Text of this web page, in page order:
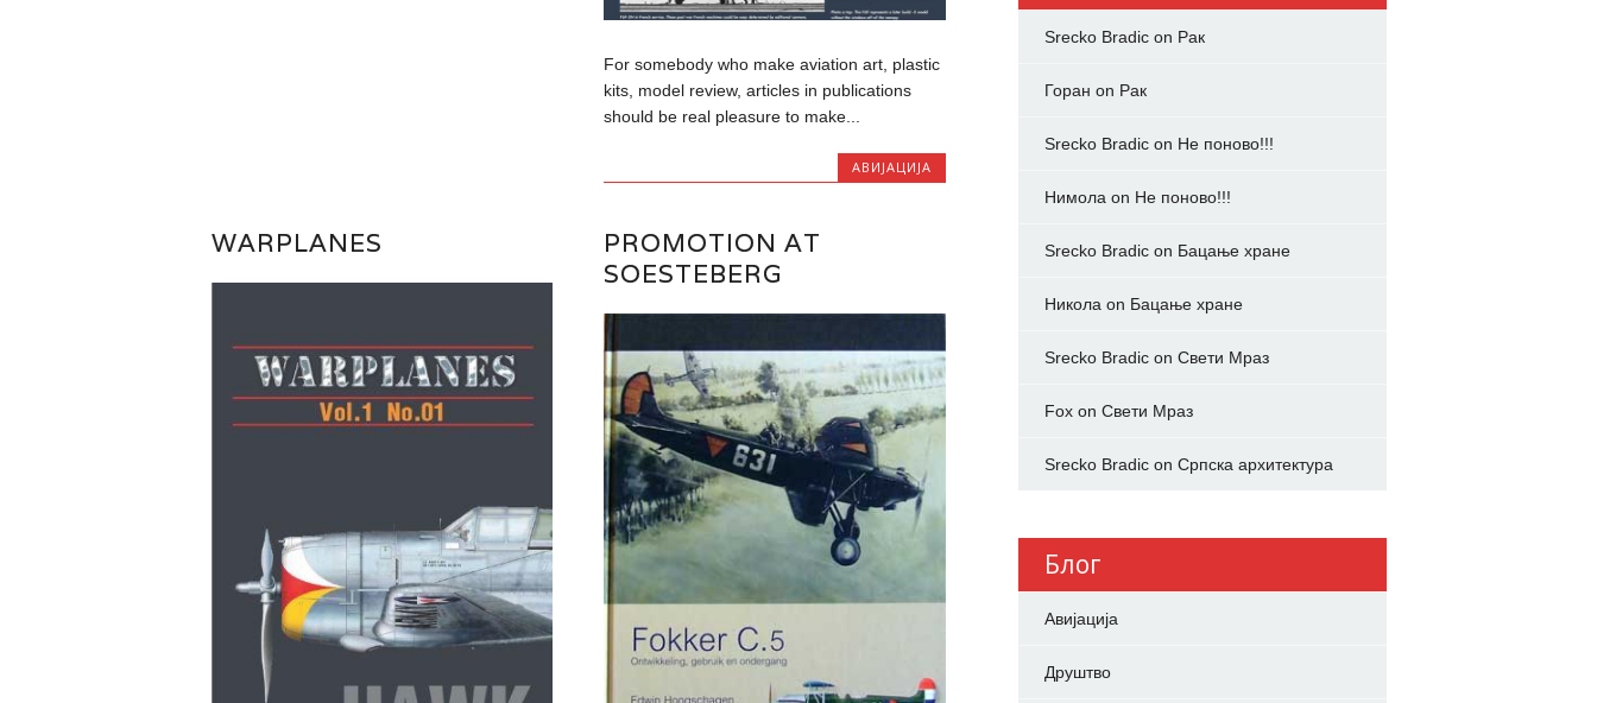
For somebody who make aviation art, plastic
kits, model review, articles in publications
should be real pleasure to make...
АВИЈАЦИЈА
WARPLANES
PROMOTION AT
SOESTEBERG
Srecko Bradicon Рак
Горан on Рак
Srecko Bradicon Не поново!!!
Нимола on Не поново!!!
Srecko Bradicon Бацање хране
Никола on Бацање хране
Srecko Bradicon Свети Мраз
Foxon Свети Мраз
Srecko Bradicon Српска архитектура
Блог
Авијација
Друштво